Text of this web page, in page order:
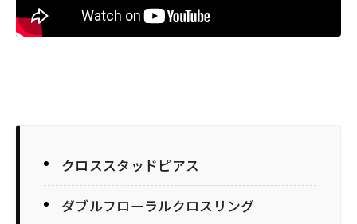
クロススタッドピアス
ダブルフローラルクロスリング